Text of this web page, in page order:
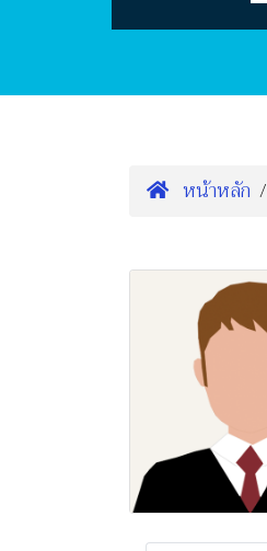
หน้าหลัก